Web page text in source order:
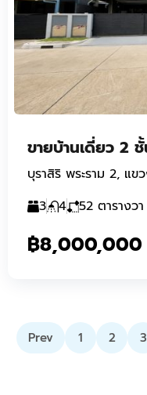
3
4 52 ตารางวา
฿8,000,000
Prev 1 2 3